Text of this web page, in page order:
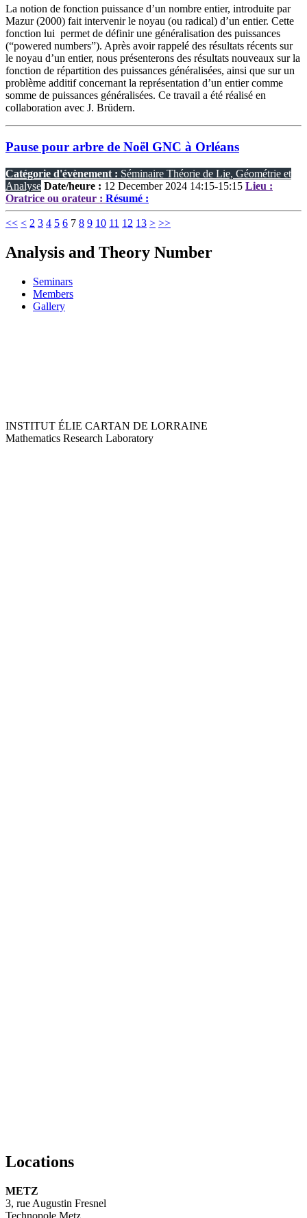
La notion de fonction puissance d’un nombre entier, introduite par
Mazur (2000) fait intervenir le noyau (ou radical) d’un entier. Cette
fonction lui permet de définir une généralisation des puissances
(“powered numbers”). Après avoir rappelé des résultats récents sur
le noyau d’un entier, nous présenterons des résultats nouveaux sur la
fonction de répartition des puissances généralisées, ainsi que sur un
problème additif concernant la représentation d’un entier comme
somme de puissances généralisées. Ce travail a été réalisé en
collaboration avec J. Brüdern.
Pause pour arbre de Noël GNC à Orléans
Catégorie d'évènement : Séminaire Théorie de Lie, Géométrie et
Analyse Date/heure : 12 December 2024 14:15-15:15 Lieu :
Oratrice ou orateur : Résumé :
<< < 2 3 4 5 6 7 8 9 10 11 12 13 > >>
Analysis and Theory Number
Seminars
Members
Gallery
INSTITUT ÉLIE CARTAN DE LORRAINE
Mathematics Research Laboratory
Locations
METZ
3, rue Augustin Fresnel